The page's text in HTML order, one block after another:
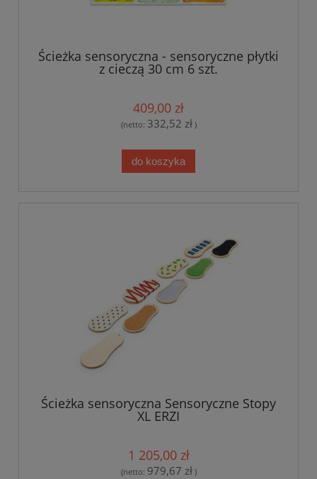
Ścieżka sensoryczna - sensoryczne płytki
z cieczą 30 cm 6 szt.
409,00 zł
(netto: 332,52 zł)
do koszyka
Ścieżka sensoryczna Sensoryczne Stopy
XL ERZI
1 205,00 zł
(netto: 979,67 zł)